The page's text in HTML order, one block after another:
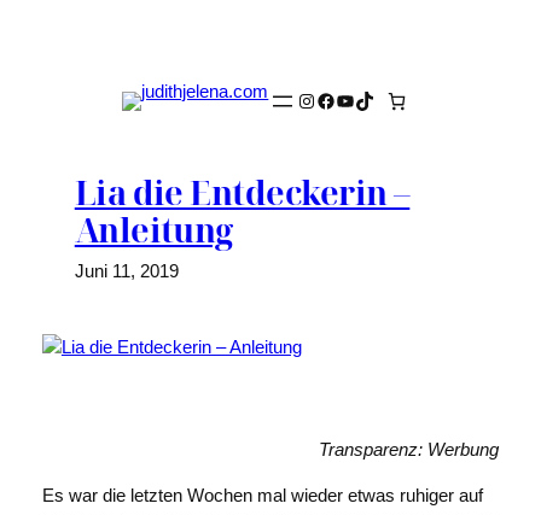
Instagram
Facebook
YouTube
TikTok
Lia die Entdeckerin –
Anleitung
Juni 11, 2019
Transparenz: Werbung
Es war die letzten Wochen mal wieder etwas ruhiger auf